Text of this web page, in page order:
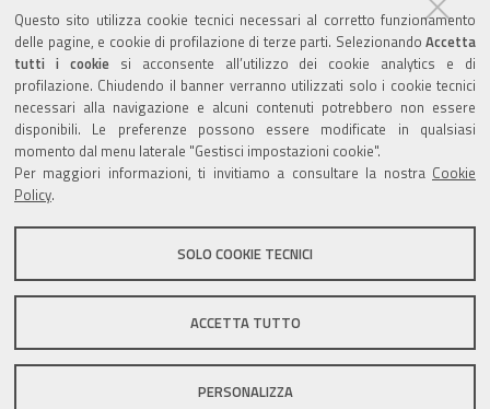
Questo sito utilizza cookie tecnici necessari al corretto funzionamento
delle pagine, e cookie di profilazione di terze parti. Selezionando Accetta
tutti i cookiesi acconsente all’utilizzo dei cookie analytics e di
profilazione. Chiudendo il banner verranno utilizzati solo i cookie tecnici
necessari alla navigazione e alcuni contenuti potrebbero non essere
disponibili. Le preferenze possono essere modificate in qualsiasi
momento dal menu laterale "Gestisci impostazioni cookie".
Per maggiori informazioni, ti invitiamo a consultare la nostra Cookie
Policy.
SOLO COOKIE TECNICI
ACCETTA TUTTO
PERSONALIZZA
Valuta questo sito
Sito istituzionale Comune di Zola Predosa
Privacy policy|DPO|Accessibilità